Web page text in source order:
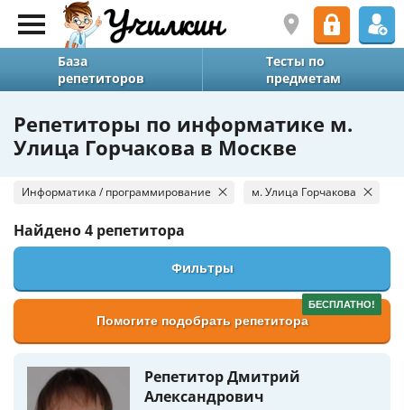
База
репетиторов
Тесты по
предметам
Репетиторы по информатике м.
Улица Горчакова в Москве
Информатика / программирование м. Улица Горчакова
Найдено4 репетитора
Фильтры
БЕСПЛАТНО!
Помогите подобрать репетитора
Репетитор Дмитрий
Александрович